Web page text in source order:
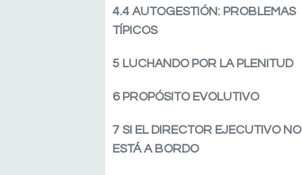
4.4 AUTOGESTIÓN: PROBLEMAS
TÍPICOS
5 LUCHANDO POR LA PLENITUD
6 PROPÓSITO EVOLUTIVO
7 SI EL DIRECTOR EJECUTIVO NO
ESTÁ A BORDO